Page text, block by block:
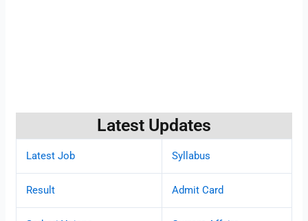
Latest Updates
Latest Job Syllabus
Result Admit Card